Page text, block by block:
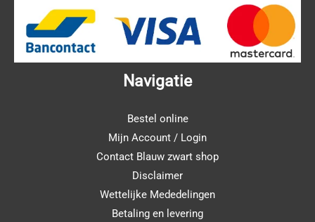
Navigatie
Bestel online
Mijn Account / Login
Contact Blauw zwart shop
Disclaimer
Wettelijke Mededelingen
Betaling en levering